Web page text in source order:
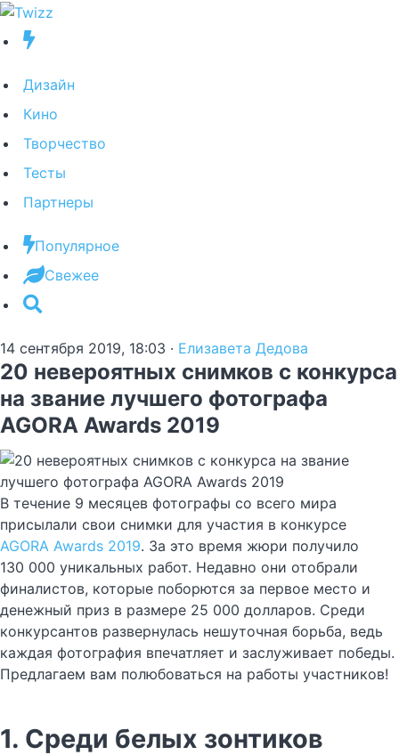
Дизайн
Кино
Творчество
Тесты
Партнеры
Популярное
Свежее
14 сентября 2019, 18:03 · Елизавета Дедова
20 невероятных снимков с конкурса
на звание лучшего фотографа
AGORA Awards 2019
В течение 9 месяцев фотографы со всего мира
присылали свои снимки для участия в конкурсе
AGORA Awards 2019. За это время жюри получило
130 000 уникальных работ. Недавно они отобрали
финалистов, которые поборются за первое место и
денежный приз в размере 25 000 долларов. Среди
конкурсантов развернулась нешуточная борьба, ведь
каждая фотография впечатляет и заслуживает победы.
Предлагаем вам полюбоваться на работы участников!
1. Среди белых зонтиков